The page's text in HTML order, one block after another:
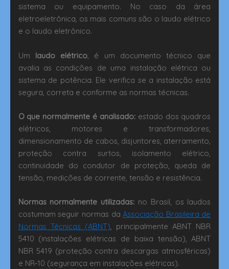
sistema ou equipamento. No caso da área
eletroeletrônica, os mais comuns são o laudo elétrico
e o laudo eletrônico.
Um laudo elétrico , é um documento técnico que
avalia as condições de uma instalação elétrica ou
sistema de potência. Ele verifica se a instalação está
segura, correta e conforme as normas técnicas.
O que normalmente é analisado:estado dos quadros
elétricos, motores e transformadores,
dimensionamento de cabos, disjuntores, aterramento,
proteção contra surtos, isolamento elétrico,
continuidade do condutor de proteção, queda de
tensão, medições de corrente, tensão e resistência.
Normas normalmente utilizadas: no Brasil, os laudos
costumam seguir normas daAssociação Brasileira de
Normas Técnicas (ABNT), principalmente ABNT NBR
5410 (instalações elétricas de baixa tensão), ABNT
NBR 5419 (proteção contra descargas atmosféricas)
e NR‑10 (segurança em instalações elétricas).